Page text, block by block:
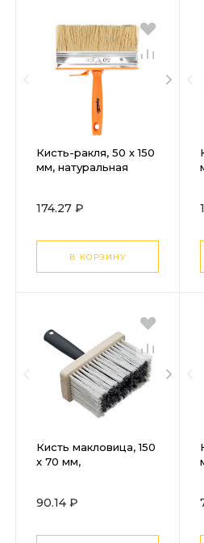
Кисть-ракля, 50 х 150
мм, натуральная
корпус,
Sparta
174.27 ₽
В КОРЗИНУ
Кисть макловица, 150
х 70 мм,
корпус,
MTX
90.14 ₽